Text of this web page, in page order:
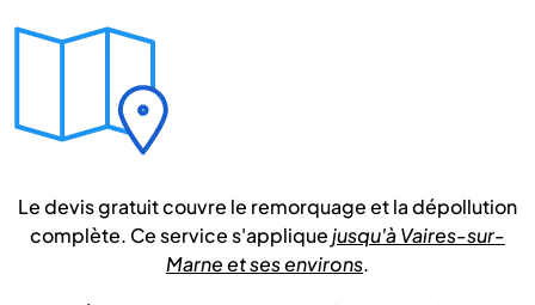
Le devis gratuit couvre le remorquage et la dépollution
complète. Ce service s'appliquejusqu'à Vaires-sur-
Marne et ses environs.